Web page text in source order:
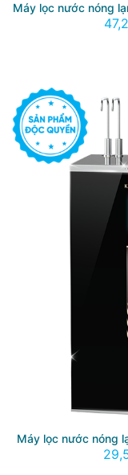
Máy lọc nước nóng
Máy lọc nước nóng